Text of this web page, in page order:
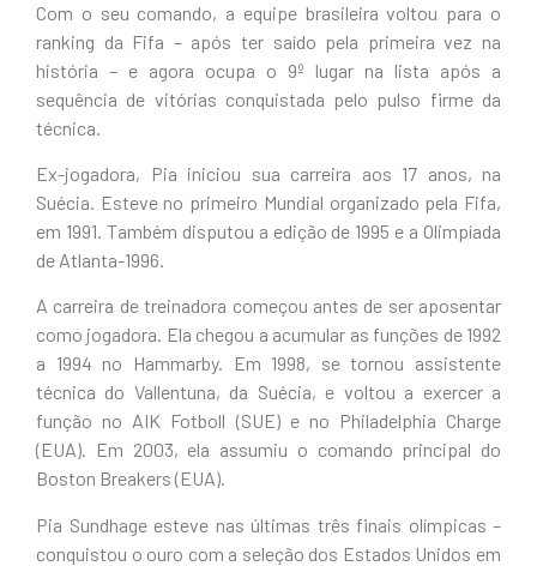
Com o seu comando, a equipe brasileira voltou para o
ranking da Fifa – após ter saído pela primeira vez na
história – e agora ocupa o 9º lugar na lista após a
sequência de vitórias conquistada pelo pulso firme da
técnica.
Ex-jogadora, Pia iniciou sua carreira aos 17 anos, na
Suécia. Esteve no primeiro Mundial organizado pela Fifa,
em 1991. Também disputou a edição de 1995 e a Olimpíada
de Atlanta-1996.
A carreira de treinadora começou antes de ser aposentar
como jogadora. Ela chegou a acumular as funções de 1992
a 1994 no Hammarby. Em 1998, se tornou assistente
técnica do Vallentuna, da Suécia, e voltou a exercer a
função no AIK Fotboll (SUE) e no Philadelphia Charge
(EUA). Em 2003, ela assumiu o comando principal do
Boston Breakers (EUA).
Pia Sundhage esteve nas últimas três finais olímpicas –
conquistou o ouro com a seleção dos Estados Unidos em